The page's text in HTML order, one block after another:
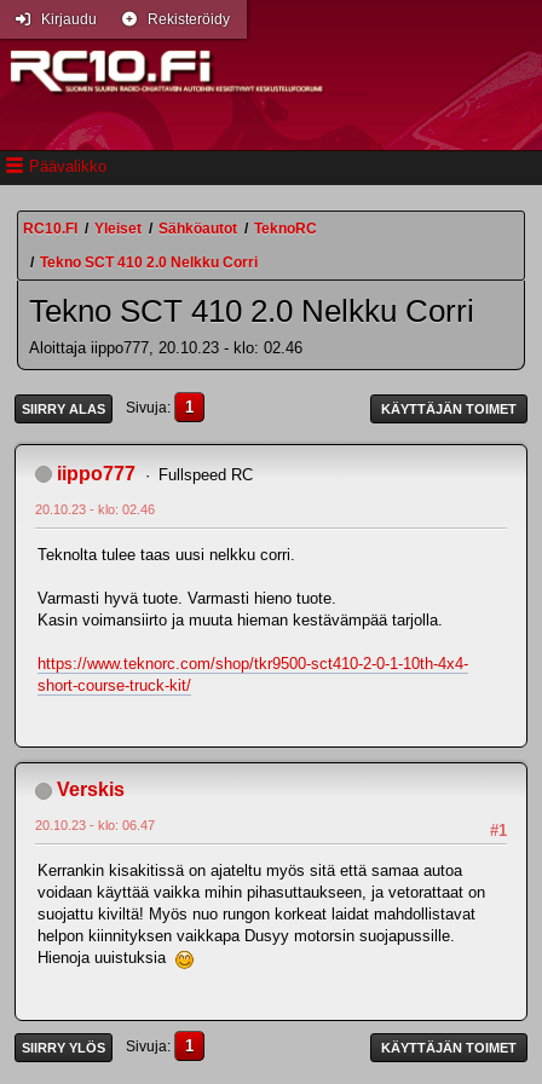
Päävalikko
Kirjaudu Rekisteröidy
RC10.FI / Yleiset / Sähköautot / TeknoRC
/ Tekno SCT 410 2.0 Nelkku Corri
Tekno SCT 410 2.0 Nelkku Corri
Aloittaja iippo777, 20.10.23 - klo: 02.46
SIIRRY ALAS Sivuja 1 KÄYTTÄJÄN TOIMET
iippo777 Fullspeed RC
20.10.23 - klo: 02.46
Teknolta tulee taas uusi nelkku corri.
Varmasti hyvä tuote. Varmasti hieno tuote.
Kasin voimansiirto ja muuta hieman kestävämpää tarjolla.
https://www.teknorc.com/shop/tkr9500-sct410-2-0-1-10th-4x4-
short-course-truck-kit/
Verskis
#1
20.10.23 - klo: 06.47
Kerrankin kisakitissä on ajateltu myös sitä että samaa autoa
voidaan käyttää vaikka mihin pihasuttaukseen, ja vetorattaat on
suojattu kiviltä! Myös nuo rungon korkeat laidat mahdollistavat
helpon kiinnityksen vaikkapa Dusyy motorsin suojapussille.
Hienoja uuistuksia
SIIRRY YLÖS Sivuja 1 KÄYTTÄJÄN TOIMET